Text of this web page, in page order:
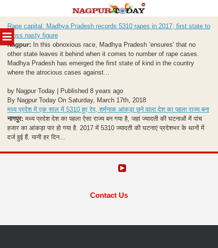
MENU
to
content
Rape capital: Madhya Pradesh records 5310 rapes in 2017; first state to
cross nasty figure
Nagpur: In this obnoxious race, Madhya Pradesh ‘ensures’ that no
other state leaves it behind when it comes to number of rape cases.
Madhya Pradesh has emerged the first state of kind in the country
where the atrocious cases against...
by Nagpur Today | Published 8 years ago
By Nagpur Today On Saturday, March 17th, 2018
मध्य प्रदेश में एक साल में 5310 हुए रेप, शर्मनाक आंकड़ा छूने वाला देश का पहला राज्य बना
नागपुर: मध्य प्रदेश देश का पहला ऐसा राज्य बन गया है, जहां ज्यादती की घटनाओं में पांच
हजार का आंकड़ा पार हो गया है. 2017 में 5310 ज्यादती की घटनाएं प्रदेशभर के थानों में
दर्ज हुई हैं. यानी हर दिन...
Contact Us